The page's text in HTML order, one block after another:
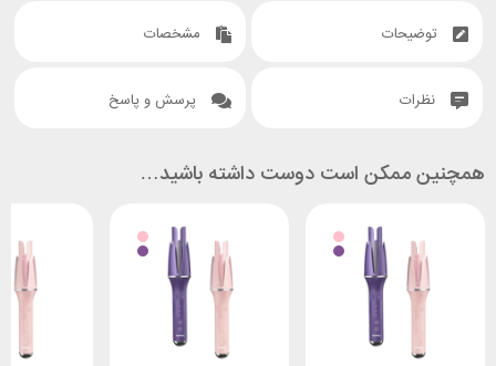
توضیحات مشخصات
نظرات پرسش و پاسخ
همچنین ممکن است دوست داشته باشید…